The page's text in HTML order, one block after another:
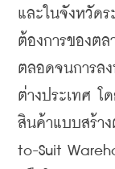
และในจังหวัดร
ต้องการของตล
ตลอดจนการล
ต่างประเทศ โ
สินค้าแบบสร้า
to-Suit